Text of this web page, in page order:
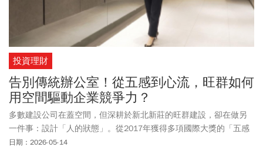
投資理財
告別傳統辦公室！從五感到心流，旺群如何
用空間驅動企業競爭力？
多數建設公司在蓋空間，但深耕於新北新莊的旺群建設，卻在做另
一件事：設計「人的狀態」。從2017年獲得多項國際大獎的「五感
建築」，再到正在進行中的「心流建築」，旺群觀察到，讓人感覺
日期：2026-05-14